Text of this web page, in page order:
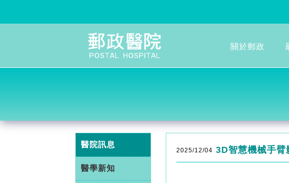
關於郵政
醫院訊息
醫學新知
2025/12/04 3D智慧機械手臂